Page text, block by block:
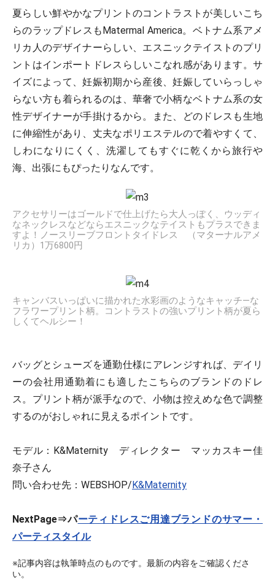
夏らしい鮮やかなプリントのコントラストが美しいこち
らのラップドレスもMatermal America。ベトナム系アメ
リカ人のデザイナーらしい、エスニックテイストのプリ
ントはインポートドレスらしいこなれ感があります。サ
イズによって、妊娠初期から産後、妊娠していらっしゃ
らない方も着られるのは、華奢で小柄なベトナム系の女
性デザイナーが手掛けるから。また、どのドレスも生地
に伸縮性があり、丈夫なポリエステルので着やすくて、
しわになりにくく、洗濯してもすぐに乾くから旅行や
海、出張にもぴったりなんです。
アクセサリーはゴールドで仕上げたら大人っぽく、ウッディ
なネックレスなどならエスニックなテイストもプラスできま
すよ！ノースリーブフロントタイドレス （マターナルアメ
リカ）1万6800円
キャンバスいっぱいに描かれた水彩画のようなキャッチ―な
フラワープリント柄。コントラストの強いプリント柄が夏ら
しくてヘルシー！
バッグとシューズを通勤仕様にアレンジすれば、デイリ
ーの会社用通勤着にも適したこちらのブランドのドレ
ス。プリント柄が派手なので、小物は控えめな色で調整
するのがおしゃれに見えるポイントです。
モデル：K&Maternity ディレクター マッカスキー佳
奈子さん
問い合わせ先：WEBSHOP/ K&Maternity
NextPage⇒パーティドレスご用達ブランドのサマー・
パーティスタイル
※記事内容は執筆時点のものです。最新の内容をご確認くださ
い。